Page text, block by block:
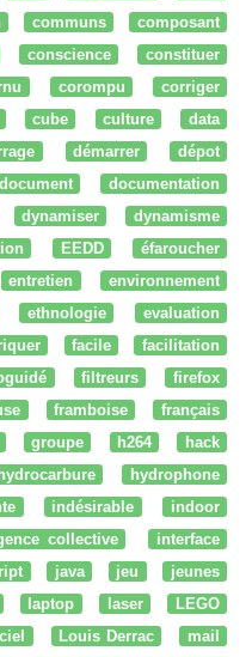
communs
composant
conscience
constituer
corompu
corriger
cube culture
data
démarrer
dépot
document
documentation
dynamiser
dynamisme
EEDD
éfaroucher
entretien
environnement
ethnologie
evaluation
facile
facilitation
filtreurs
firefox
framboise
français
groupe h264
hack
hydrocarbure
hydrophone
indésirable
indoor
collective
interface
java jeu
jeunes
laptop laser
LEGO
Louis Derrac
mail